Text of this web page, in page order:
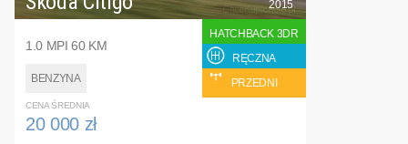
1.0 MPI 60 KM
BENZYNA
2015
HATCHBACK 3DR
RĘCZNA
PRZEDNI
CENA ŚREDNIA
20 000 zł